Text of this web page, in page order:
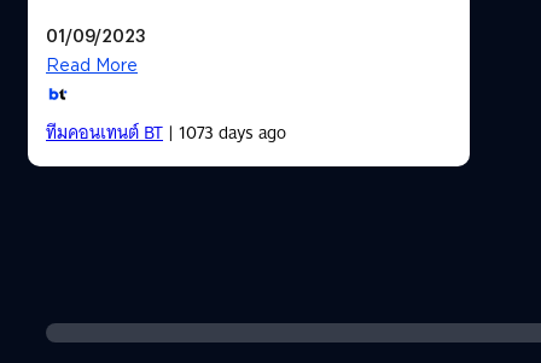
01/09/2023
Read More
ทีมคอนเทนต์ BT| 1073 days ago